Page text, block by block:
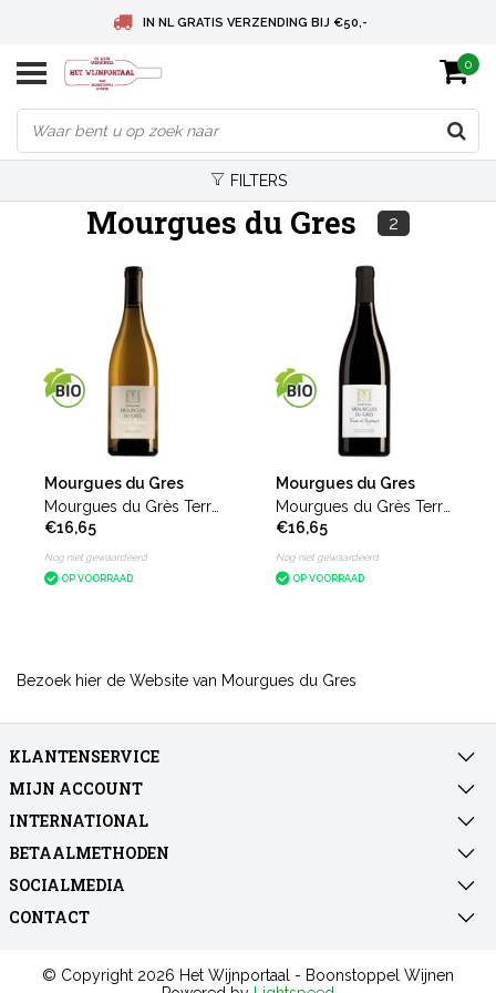
IN NL GRATIS VERZENDING BIJ €50,-
BELGIE GRATIS VERZENDING BIJ € 75
DEUTSCHLAND VERSANDKOSTENFREI AB € 75
0
FILTERS
Mourgues du Gres 2
Mourgues du Gres
Mourgues du Grès Terre
d'Argence Blanc
€16,65
Nog niet gewaardeerd
OP VOORRAAD
Mourgues du Gres
Mourgues du Grès Terre
d'Argence Rouge
€16,65
Nog niet gewaardeerd
OP VOORRAAD
Bezoek hier de Website van Mourgues du Gres
KLANTENSERVICE
MIJN ACCOUNT
INTERNATIONAL
BETAALMETHODEN
SOCIALMEDIA
CONTACT
© Copyright 2026 Het Wijnportaal - Boonstoppel Wijnen